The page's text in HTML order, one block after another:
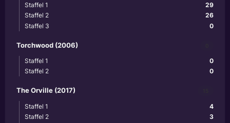
29
Staffel 1
26
Staffel 2
0
Staffel 3
Torchwood (2006)
0
Staffel 1
0
Staffel 2
The Orville (2017)
4
Staffel 1
3
Staffel 2